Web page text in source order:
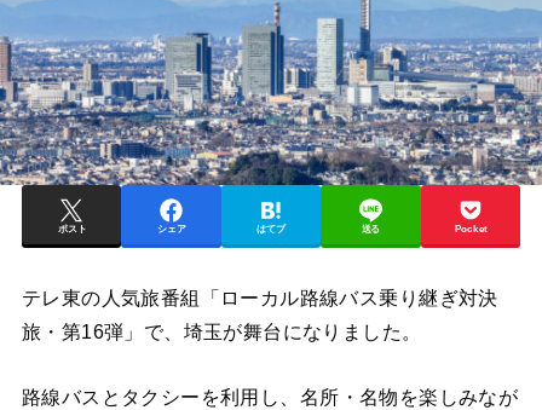
ポスト シェア はてブ 送る Pocket
テレ東の人気旅番組「ローカル路線バス乗り継ぎ対決
旅・第16弾」で、埼玉が舞台になりました。
路線バスとタクシー を利用し、名所・名物を楽しみなが